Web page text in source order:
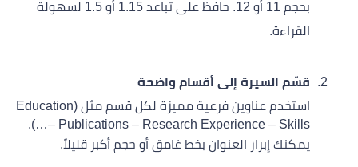
بحجم 11 أو 12. حافظ على تباعد 1.15 أو 1.5 لسهولة
القراءة.
قسّم السيرة إلى أقسام واضحة
استخدم عناوين فرعية مميزة لكل قسم مثل (Education
– Publications – Research Experience – Skills…).
يمكنك إبراز العنوان بخط غامق أو حجم أكبر قليلاً.